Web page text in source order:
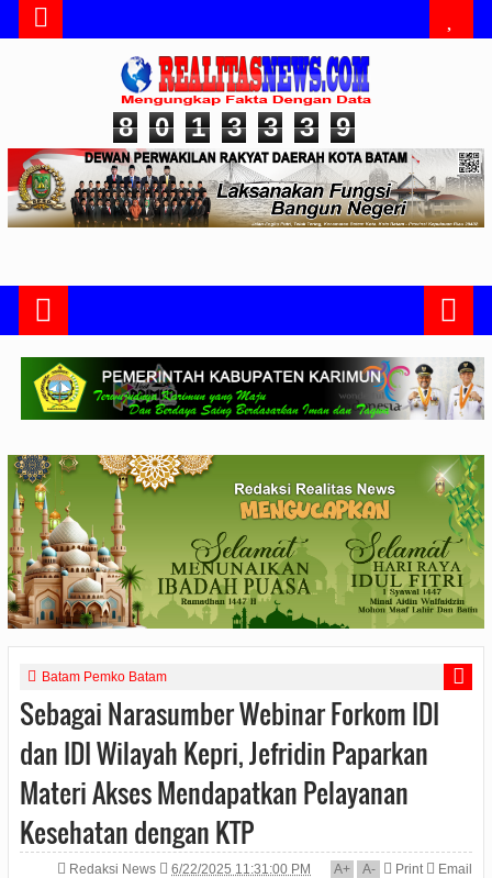
8 0 1 3 3 3 9
Batam Pemko Batam
Sebagai Narasumber Webinar Forkom IDI
dan IDI Wilayah Kepri, Jefridin Paparkan
Materi Akses Mendapatkan Pelayanan
Kesehatan dengan KTP
Redaksi News 6/22/2025 11:31:00 PM A+ A- Print
Email